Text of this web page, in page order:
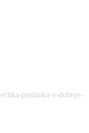
pushinka-v-dobrye-